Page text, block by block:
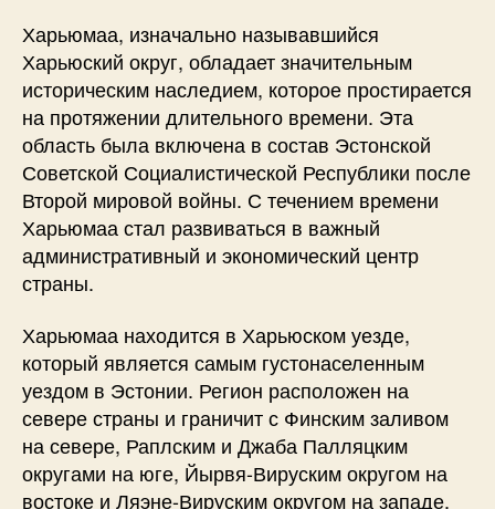
Харьюмаа, изначально называвшийся
Харьюский округ, обладает значительным
историческим наследием, которое простирается
на протяжении длительного времени. Эта
область была включена в состав Эстонской
Советской Социалистической Республики после
Второй мировой войны. С течением времени
Харьюмаа стал развиваться в важный
административный и экономический центр
страны.
Харьюмаа находится в Харьюском уезде,
который является самым густонаселенным
уездом в Эстонии. Регион расположен на
севере страны и граничит с Финским заливом
на севере, Раплским и Джаба Палляцким
округами на юге, Йырвя-Вируским округом на
востоке и Ляэне-Вируским округом на западе.